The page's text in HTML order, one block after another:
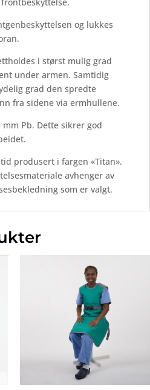
og lukkes
i størst mulig grad
under armen. Samtidig
grad den spredte
fra sidene via ermhullene.
Pb. Dette sikrer god
produsert i fargen «Titan».
avhenger av
som er valgt.